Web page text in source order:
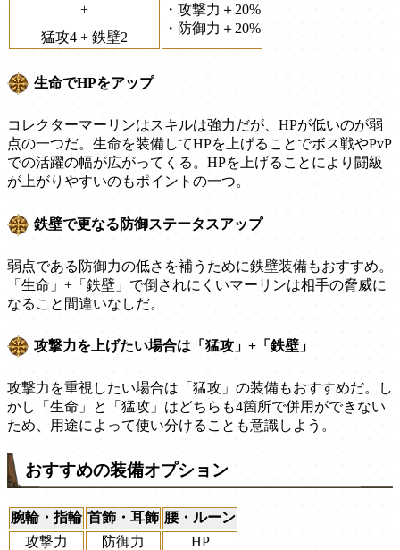
+
猛攻4 + 鉄壁2
・攻撃力＋20%
・防御力＋20%
生命でHPをアップ
コレクターマーリンはスキルは強力だが、HPが低いのが弱
点の一つだ。生命を装備してHPを上げることでボス戦やPvP
での活躍の幅が広がってくる。HPを上げることにより闘級
が上がりやすいのもポイントの一つ。
鉄壁で更なる防御ステータスアップ
弱点である防御力の低さを補うために鉄壁装備もおすすめ。
「生命」+「鉄壁」で倒されにくいマーリンは相手の脅威に
なること間違いなしだ。
攻撃力を上げたい場合は「猛攻」+「鉄壁」
攻撃力を重視したい場合は「猛攻」の装備もおすすめだ。し
かし「生命」と「猛攻」はどちらも4箇所で併用ができない
ため、用途によって使い分けることも意識しよう。
おすすめの装備オプション
腕輪・指輪 首飾・耳飾 腰・ルーン
攻撃力
防御力 HP